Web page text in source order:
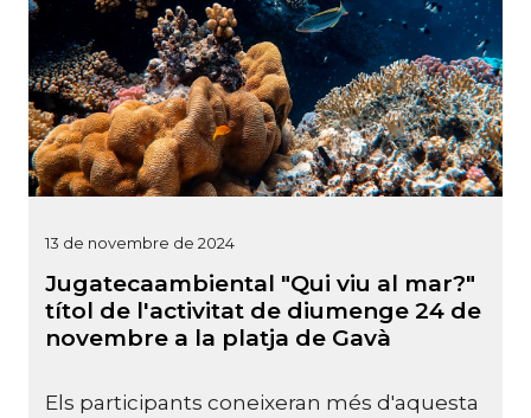
13 de novembre de 2024
Jugatecaambiental "Qui viu al mar?"
títol de l'activitat de diumenge 24 de
novembre a la platja de Gavà
Els participants coneixeran més d'aquesta